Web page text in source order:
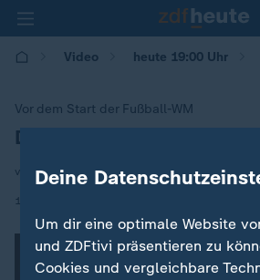
Video heute 19:00 Uhr
Vor dem Start der Fußball-WM
:DFB-Team steht komplett
von Heiko Klasen
10.06.2026 | 19:13
Deine
Um dir eine optimale Website
und ZDFtivi präsentieren zu
Cookies und vergleichbare